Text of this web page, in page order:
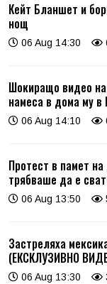
Кейт Бланшет и
нощ
06 Aug 14:30
Шокиращо видео
намеса в дома му
06 Aug 14:10
Протест в памет
трябваше да е
06 Aug 13:50
Застреляха
(ЕКСКЛУЗИВНО
06 Aug 13:30